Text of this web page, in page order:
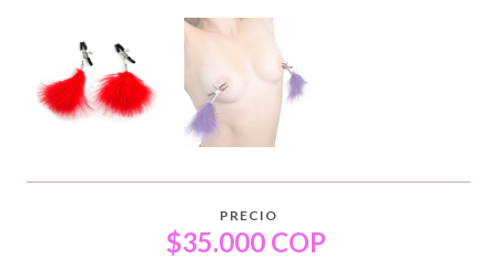
PRECIO
$35.000 COP